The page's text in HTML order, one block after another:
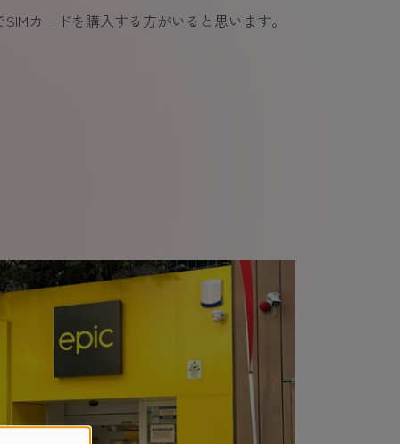
カードを購入する方がいると思います。